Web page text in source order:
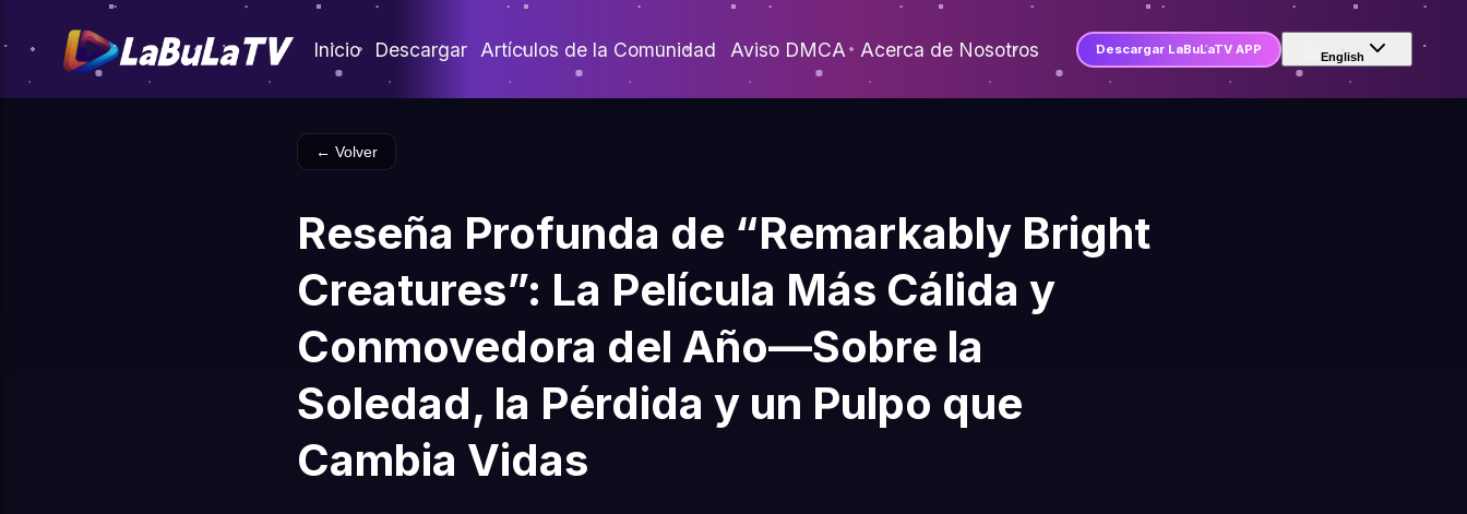
Inicio Descargar Artículos de la Comunidad Aviso DMCA Acerca de Nosotros Descargar LaBuLaTV APP
English
← Volver
Reseña Profunda de “Remarkably Bright
Creatures”: La Película Más Cálida y
Conmovedora del Año—Sobre la
Soledad, la Pérdida y un Pulpo que
Cambia Vidas